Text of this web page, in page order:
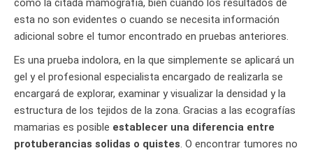
como la citada mamografía, bien cuando los resultados de
esta no son evidentes o cuando se necesita información
adicional sobre el tumor encontrado en pruebas anteriores.
Es una prueba indolora, en la que simplemente se aplicará un
gel y el profesional especialista encargado de realizarla se
encargará de explorar, examinar y visualizar la densidad y la
estructura de los tejidos de la zona. Gracias a las ecografías
mamarias es posible establecer una diferencia entre
protuberancias solidas o quistes. O encontrar tumores no